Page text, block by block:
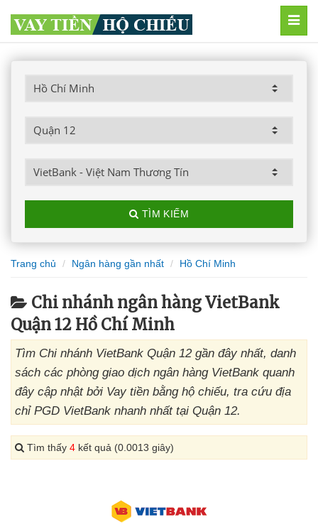
TÌM KIẾM
Trang chủ Ngân hàng gần nhất Hồ Chí Minh
Chi nhánh ngân hàng VietBank
Quận 12 Hồ Chí Minh
Tìm Chi nhánh VietBank Quận 12 gần đây nhất, danh
sách các phòng giao dịch ngân hàng VietBank quanh
đây cập nhật bởi Vay tiền bằng hộ chiếu, tra cứu địa
chỉ PGD VietBank nhanh nhất tại Quận 12.
Tìm thấy 4 kết quả (0.0013 giây)